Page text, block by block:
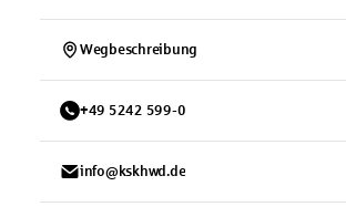
Wegbeschreibung
+49 5242 599-0
info@kskhwd.de